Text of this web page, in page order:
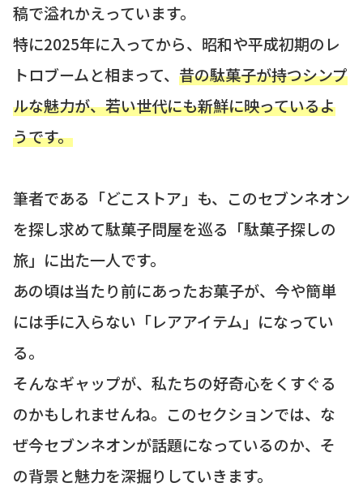
稿で溢れかえっています。
特に2025年に入ってから、昭和や平成初期のレ
トロブームと相まって、 昔の駄菓子が持つシンプ
ルな魅力が、若い世代にも新鮮に映っているよ
うです。
筆者である「どこストア」も、このセブンネオン
を探し求めて駄菓子問屋を巡る「駄菓子探しの
旅」に出た一人です。
あの頃は当たり前にあったお菓子が、今や簡単
には手に入らない「レアアイテム」になってい
る。
そんなギャップが、私たちの好奇心をくすぐる
のかもしれませんね。このセクションでは、な
ぜ今セブンネオンが話題になっているのか、そ
の背景と魅力を深掘りしていきます。